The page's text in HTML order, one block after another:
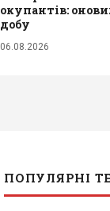
окупантів:
добу
06.08.2026
ПОПУЛЯРНІ